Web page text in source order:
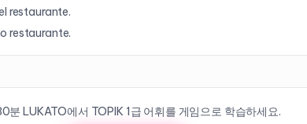
restaurante.
restaurante.
분 LUKATO에서 TOPIK 1급 어휘를 게임으로 학습하세요.